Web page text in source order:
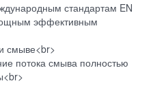
стандартам EN
эффективным
смыве<br>
потока смыва полностью